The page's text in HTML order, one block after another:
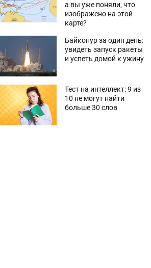
а вы уже поняли, что
изображено на этой
карте?
Байконур за один день:
увидеть запуск ракеты
и успеть домой к ужину
Тест на интеллект: 9 из
10 не могут найти
больше 30 слов